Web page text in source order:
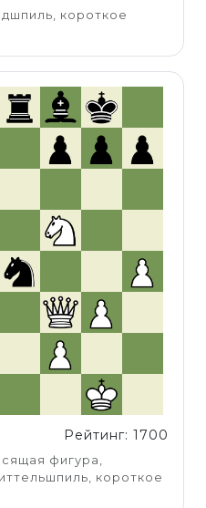
короткое
Рейтинг: 1700
фигура,
короткое